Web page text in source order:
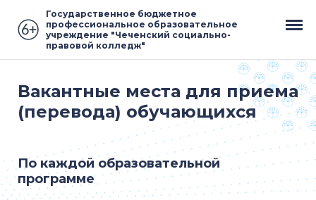
Государственное бюджетное
профессиональное образовательное
учреждение "Чеченский социально-
правовой колледж"
Вакантные места для приема
(перевода) обучающихся
По каждой образовательной
программе